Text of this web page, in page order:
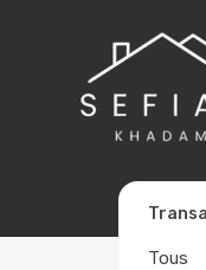
Tous